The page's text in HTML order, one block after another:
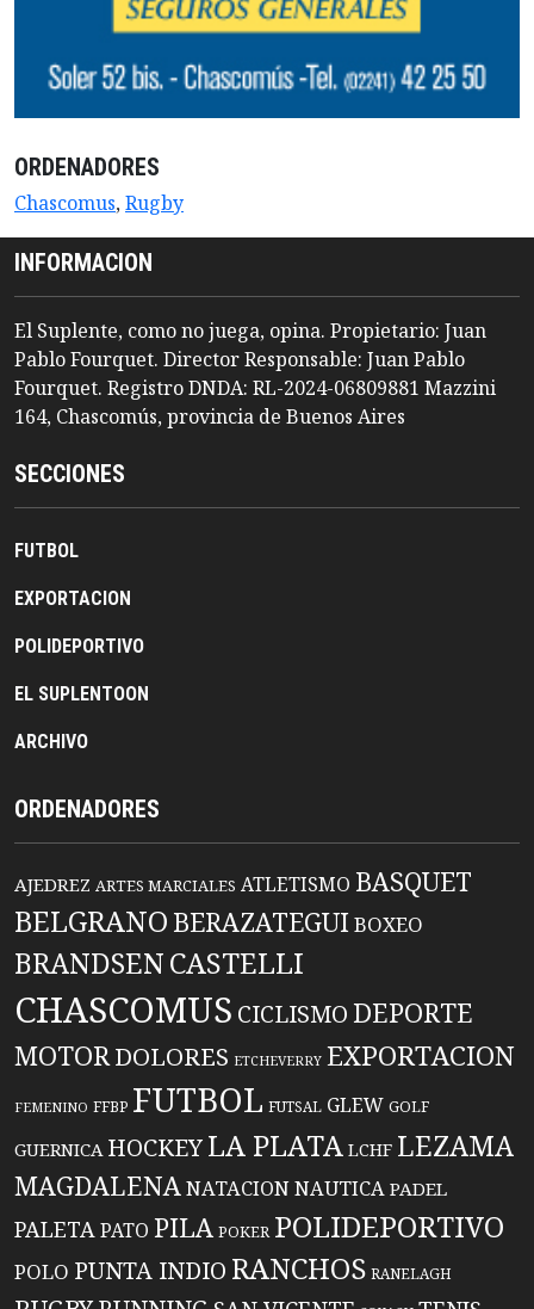
ORDENADORES
Chascomus,Rugby
INFORMACION
El Suplente, como no juega, opina. Propietario: Juan
Pablo Fourquet. Director Responsable: Juan Pablo
Fourquet. Registro DNDA: RL-2024-06809881 Mazzini
164, Chascomús, provincia de Buenos Aires
SECCIONES
FUTBOL
EXPORTACION
POLIDEPORTIVO
EL SUPLENTOON
ARCHIVO
ORDENADORES
AJEDREZ ARTES MARCIALES ATLETISMO BASQUET
BELGRANO BERAZATEGUIBOXEO
BRANDSENCASTELLI
CHASCOMUS CICLISMO DEPORTE
MOTORDOLORES ETCHEVERRY EXPORTACION
FEMENINO FFBP FUTBOL FUTSAL GLEW GOLF
GUERNICA HOCKEYLA PLATA LCHF LEZAMA
MAGDALENANATACIONNAUTICA PADEL
PALETAPATO PILA POKER POLIDEPORTIVO
POLO PUNTA INDIO RANCHOS RANELAGH